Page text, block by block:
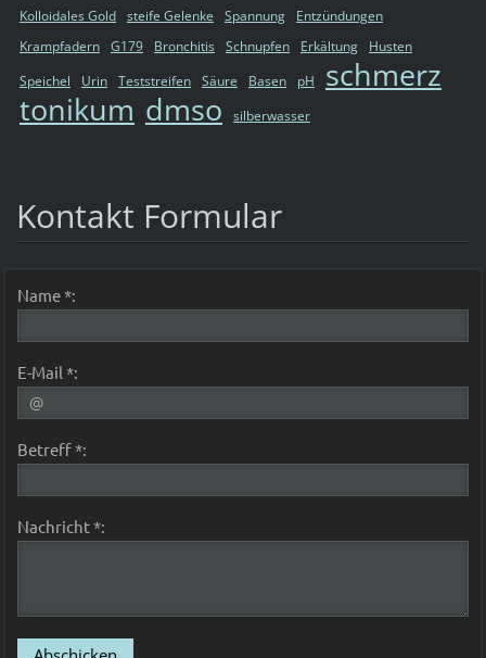
Kolloidales Gold steife Gelenke Spannung
Entzündungen
Krampfadern G179 Bronchitis Schnupfen Erkältung
Husten
Speichel
Urin Teststreifen Säure Basen pH
schmerz
tonikum dmso silberwasser
Kontakt Formular
Name *:
E-Mail *:
Betreff *:
Nachricht *: